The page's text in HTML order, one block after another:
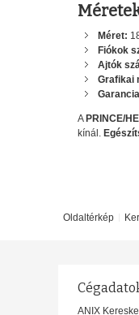
Méret:
Fiókok
Ajtók
Grafikai
A PRINCE/
kínál.
Oldaltérkép
ANIX